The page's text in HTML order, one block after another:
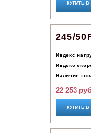
КУПИТЬ В
245/
Индекс
Индекс
Наличие
22 253
КУПИТЬ В